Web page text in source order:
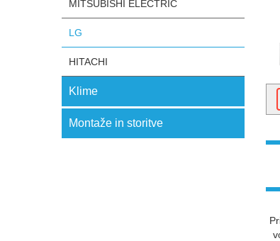
MITSUBISHI ELECTRIC
LG
HITACHI
Klime
Montaže in storitve